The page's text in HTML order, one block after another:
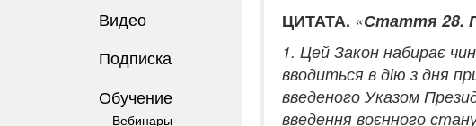
Видео
Подписка
Обучение
Вебинары
ЦИТАТА. «Стаття 28.
1. Цей Закон набирає
вводиться в дію з дня
введеного Указом
введення воєнного